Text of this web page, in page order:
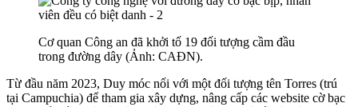
Cơ quan Công an đã khởi tố 19 đối tượng cầm đầu
trong đường dây (Ảnh: CAĐN).
Từ đầu năm 2023, Duy móc nối với một đối tượng tên Torres (trú
tại Campuchia) để tham gia xây dựng, nâng cấp các website cờ bạc